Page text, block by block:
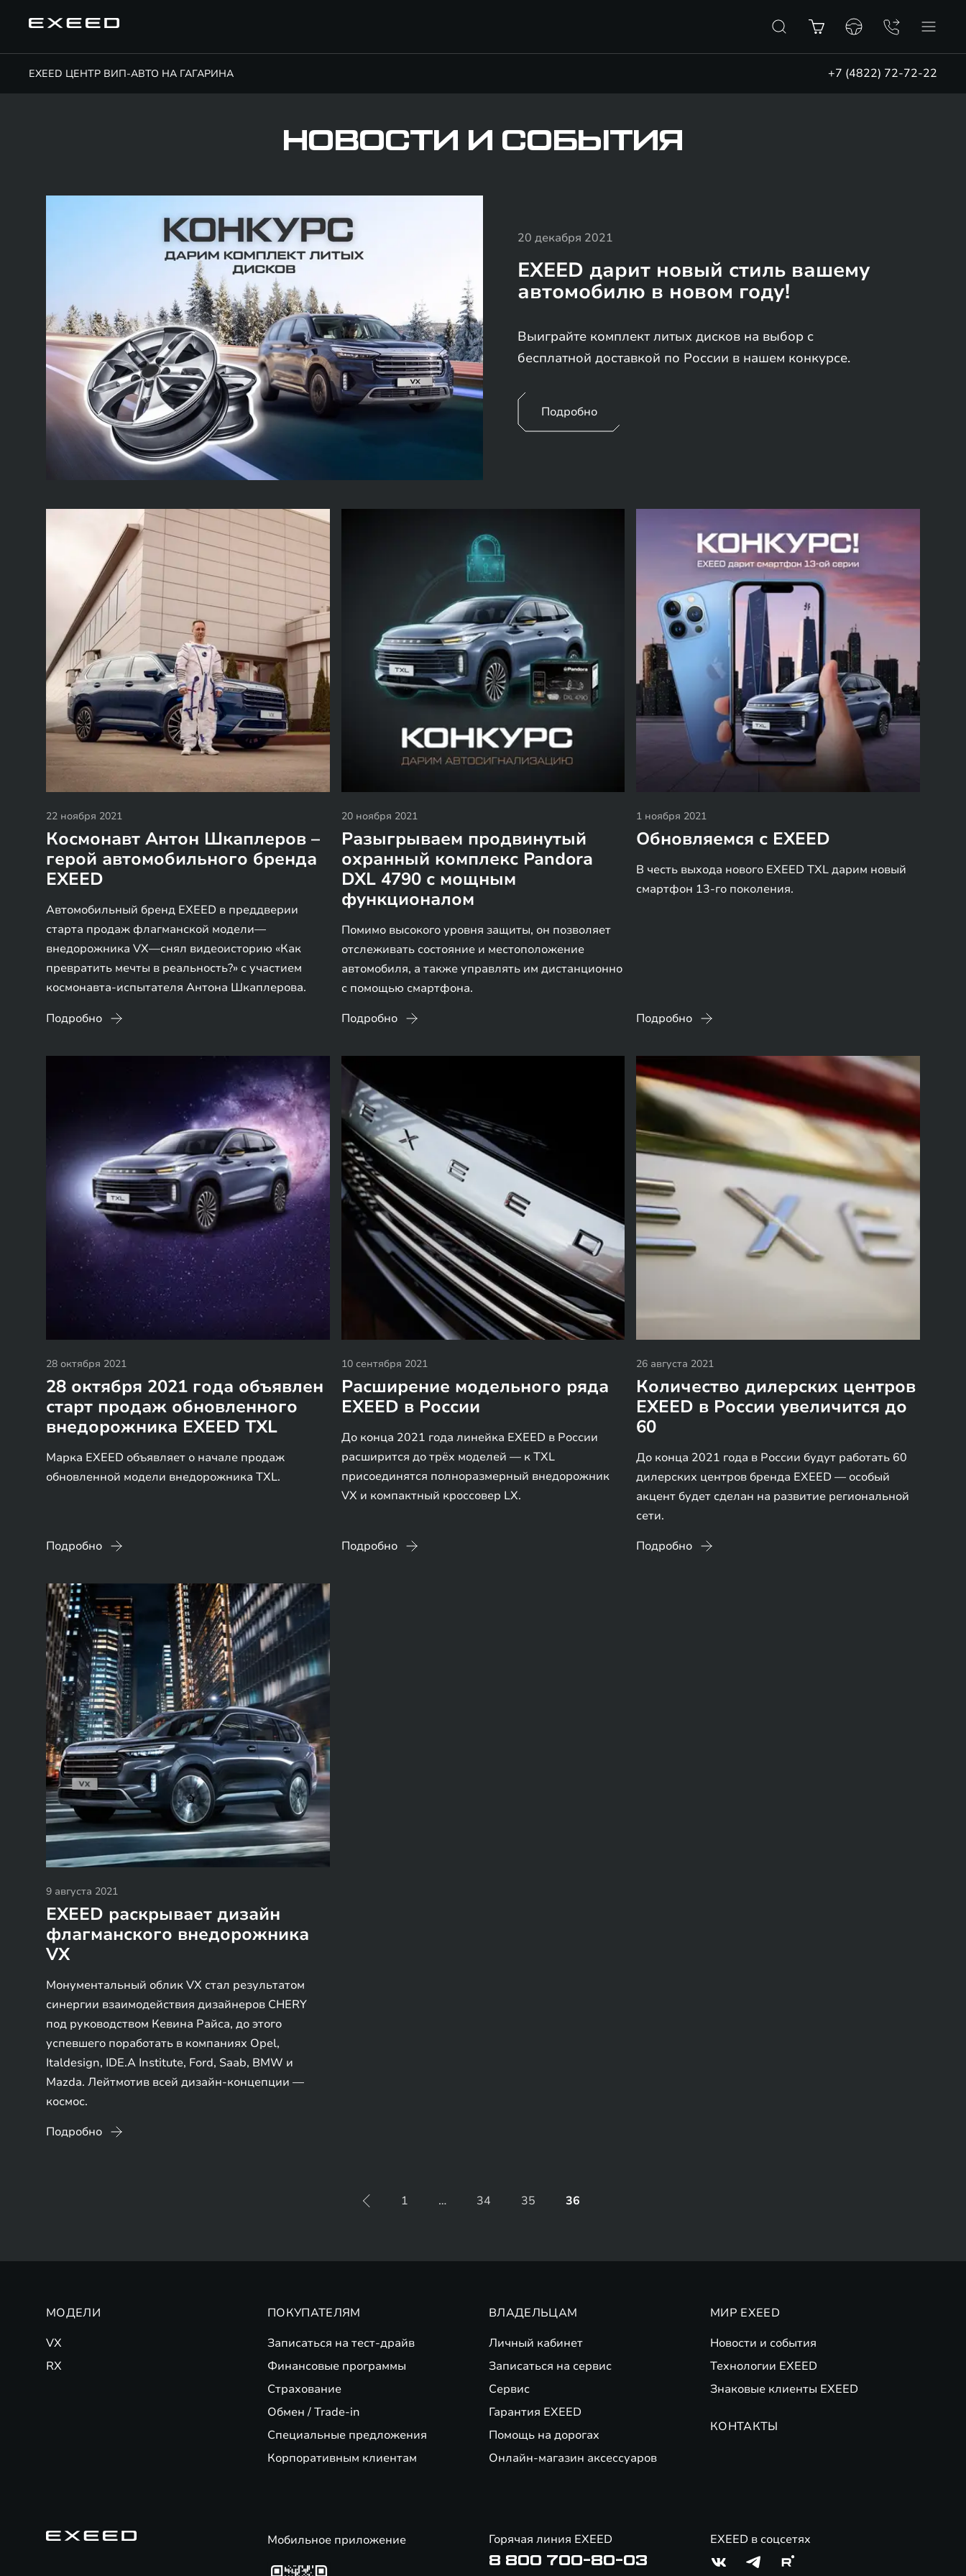
EXEED ЦЕНТР ВИП-АВТО НА ГАГАРИНА +7 (4822) 72-72-22
НОВОСТИ И СОБЫТИЯ
20 декабря 2021
EXEED дарит новый стиль вашему
автомобилю в новом году!
Выиграйте комплект литых дисков на выбор с
бесплатной доставкой по России в нашем конкурсе.
Подробно
22 ноября 2021
Космонавт Антон Шкаплеров –
герой автомобильного бренда
EXEED
Автомобильный бренд EXEED в преддверии
старта продаж флагманской модели—
внедорожника VX—снял видеоисторию «Как
превратить мечты в реальность?» с участием
космонавта-испытателя Антона Шкаплерова.
Подробно
20 ноября 2021
Разыгрываем продвинутый
охранный комплекс Pandora
DXL 4790 с мощным
функционалом
Помимо высокого уровня защиты, он позволяет
отслеживать состояние и местоположение
автомобиля, а также управлять им дистанционно
с помощью смартфона.
Подробно
1 ноября 2021
Обновляемся с EXEED
В честь выхода нового EXEED TXL дарим новый
смартфон 13-го поколения.
Подробно
28 октября 2021
28 октября 2021 года объявлен
старт продаж обновленного
внедорожника EXEED TXL
Марка EXEED объявляет о начале продаж
обновленной модели внедорожника TXL.
Подробно
10 сентября 2021
Расширение модельного ряда
EXEED в России
До конца 2021 года линейка EXEED в России
расширится до трёх моделей — к TXL
присоединятся полноразмерный внедорожник
VX и компактный кроссовер LX.
Подробно
26 августа 2021
Количество дилерских центров
EXEED в России увеличится до
60
До конца 2021 года в России будут работать 60
дилерских центров бренда EXEED — особый
акцент будет сделан на развитие региональной
сети.
Подробно
9 августа 2021
EXEED раскрывает дизайн
флагманского внедорожника
VX
Монументальный облик VX стал результатом
синергии взаимодействия дизайнеров CHERY
под руководством Кевина Райса, до этого
успевшего поработать в компаниях Opel,
Italdesign, IDE.A Institute, Ford, Saab, BMW и
Mazda. Лейтмотив всей дизайн-концепции —
космос.
Подробно
1 … 34 35 36
МОДЕЛИ
VX
RX
ПОКУПАТЕЛЯМ
Записаться на тест-драйв
Финансовые программы
Страхование
Обмен / Trade-in
Специальные предложения
Корпоративным клиентам
ВЛАДЕЛЬЦАМ
Личный кабинет
Записаться на сервис
Сервис
Гарантия EXEED
Помощь на дорогах
Онлайн-магазин аксессуаров
МИР EXEED
Новости и события
Технологии EXEED
Знаковые клиенты EXEED
КОНТАКТЫ
Мобильное приложение Горячая линия EXEED
8 800 700-80-03
EXEED в соцсетях